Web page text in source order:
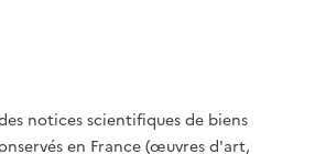
notices scientifiques de biens
en France (œuvres d'art,